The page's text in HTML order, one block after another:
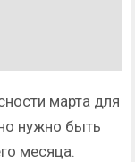
марта для
нужно быть
месяца.